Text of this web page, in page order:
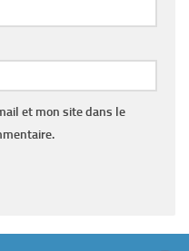
et mon site dans le